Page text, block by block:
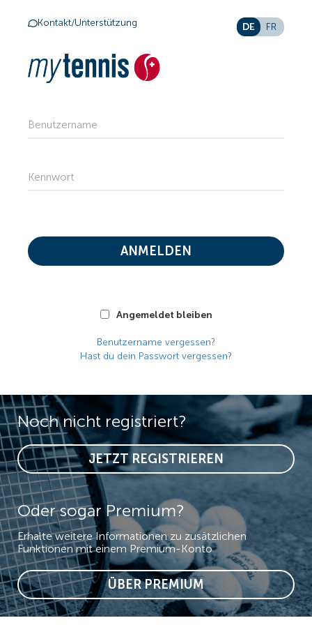
Noch nicht registriert?
JETZT REGISTRIEREN
Oder sogar Premium?
Erhalte weitere Informationen zu zusätzlichen
Funktionen mit einem Premium-Konto
ÜBER PREMIUM
Kontakt/Unterstützung DE FR
Benutzername
Kennwort
Angemeldet bleiben
ANMELDEN
Benutzername vergessen?
Hast du dein Passwort vergessen?